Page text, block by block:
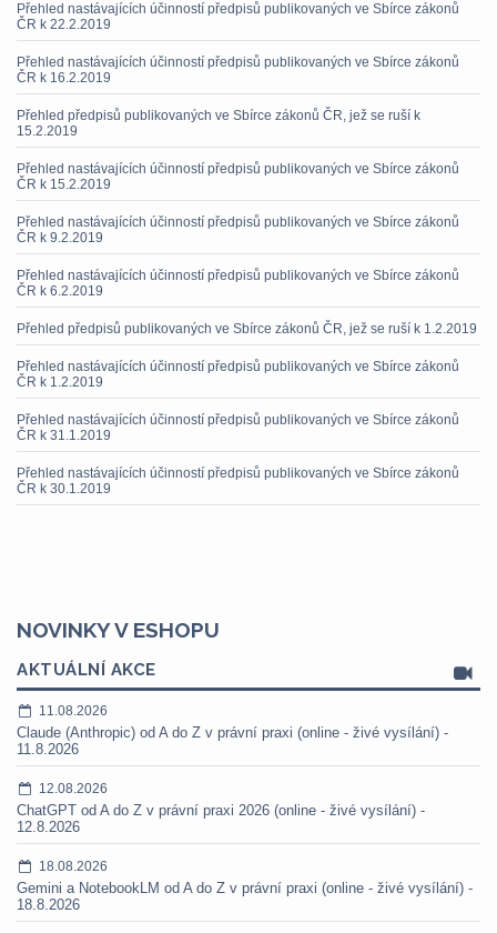
Přehled nastávajících účinností předpisů publikovaných ve Sbírce zákonů
ČR k 22.2.2019
Přehled nastávajících účinností předpisů publikovaných ve Sbírce zákonů
ČR k 16.2.2019
Přehled předpisů publikovaných ve Sbírce zákonů ČR, jež se ruší k
15.2.2019
Přehled nastávajících účinností předpisů publikovaných ve Sbírce zákonů
ČR k 15.2.2019
Přehled nastávajících účinností předpisů publikovaných ve Sbírce zákonů
ČR k 9.2.2019
Přehled nastávajících účinností předpisů publikovaných ve Sbírce zákonů
ČR k 6.2.2019
Přehled předpisů publikovaných ve Sbírce zákonů ČR, jež se ruší k 1.2.2019
Přehled nastávajících účinností předpisů publikovaných ve Sbírce zákonů
ČR k 1.2.2019
Přehled nastávajících účinností předpisů publikovaných ve Sbírce zákonů
ČR k 31.1.2019
Přehled nastávajících účinností předpisů publikovaných ve Sbírce zákonů
ČR k 30.1.2019
NOVINKY V ESHOPU
AKTUÁLNÍ AKCE
11.08.2026
Claude (Anthropic) od A do Z v právní praxi (online - živé vysílání) -
11.8.2026
12.08.2026
ChatGPT od A do Z v právní praxi 2026 (online - živé vysílání) -
12.8.2026
18.08.2026
Gemini a NotebookLM od A do Z v právní praxi (online - živé vysílání) -
18.8.2026